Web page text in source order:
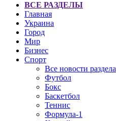
ВСЕ РАЗДЕЛЫ
Главная
Украина
Город
Мир
Бизнес
Спорт
Все новости раздела
Футбол
Бокс
Баскетбол
Теннис
Формула-1